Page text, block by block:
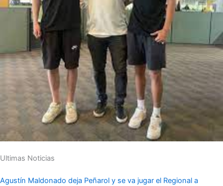
Ultimas Noticias
Agustín Maldonado deja Peñarol y se va jugar el Regional a